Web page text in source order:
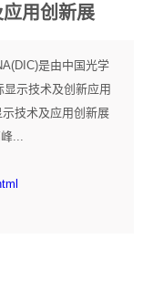
用创新展
是由中国光学
示技术及创新应用
技术及应用创新展
...